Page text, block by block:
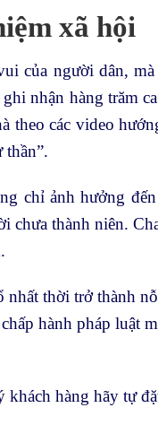
xã hội
của người dân,
nhận hàng trăm
theo các video
chỉ ảnh hưởng
chưa thành niên.
thời trở thành
hành pháp luật
hàng hãy tự